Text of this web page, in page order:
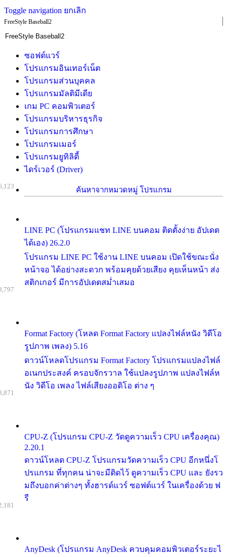
Toggle navigation ยกเลิก
FreeStyle Baseball2
ซอฟต์แวร์
โปรแกรมอินเทอร์เน็ต
โปรแกรมส่วนบุคคล
โปรแกรมมัลติมีเดีย
เกม PC คอมพิวเตอร์
โปรแกรมบริหารธุรกิจ
โปรแกรมการศึกษา
โปรแกรมเมอร์
โปรแกรมยูทิลิตี้
ไดร์เวอร์ (Driver)
ค้นหาจากหมวดหมู่ โปรแกรม
LINE PC (โปรแกรมแชท LINE บนคอม ติดตั้งง่าย อัปเดต
ได้เอง) 26.2.0
โปรแกรม LINE PC ใช้งาน LINE บนคอม เปิดใช้ขณะนั่ง
หน้าจอ ได้อย่างสะดวก พร้อมคุยด้วยเสียง คุยเห็นหน้า ส่ง
สติกเกอร์ มีการอัปเดตสม่ำเสมอ
Format Factory (โหลด Format Factory แปลงไฟล์หนัง วิดีโอ
รูปภาพ เพลง) 5.16
ดาวน์โหลดโปรแกรม Format Factory โปรแกรมแปลงไฟล์
อเนกประสงค์ ครอบจักรวาล ใช้แปลงรูปภาพ แปลงไฟล์ห
นัง วิดีโอ เพลง ไฟล์เสียงออดิโอ ต่าง ๆ
CPU-Z (โปรแกรม CPU-Z วัดดูความเร็ว CPU เครื่องคุณ)
2.20.1
ดาวน์โหลด CPU-Z โปรแกรมวัดความเร็ว CPU อีกหนึ่งโ
ปรแกรม ที่ทุกคน น่าจะมีติดไว้ ดูความเร็ว CPU และ ยังรว
มถึงบอกค่าต่างๆ ทั้งฮารด์แวร์ ซอฟต์แวร์ ในเครื่องด้วย ฟ
รี
AnyDesk (โปรแกรม AnyDesk ควบคุมคอมพิวเตอร์ระยะไ